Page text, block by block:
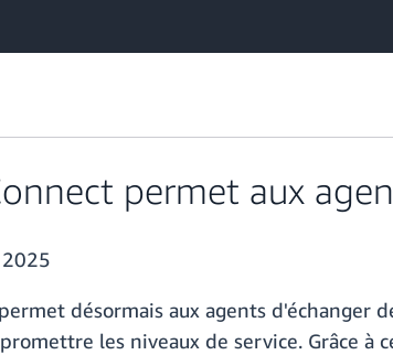
permet aux
désormais aux agents
les niveaux de service. Grâce